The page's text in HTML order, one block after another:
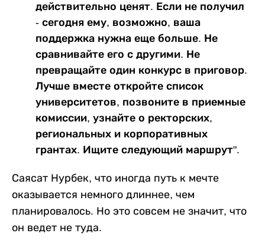
действительно ценят. Если не получил
- сегодня ему, возможно, ваша
поддержка нужна еще больше. Не
сравнивайте его с другими. Не
превращайте один конкурс в приговор.
Лучше вместе откройте список
университетов, позвоните в приемные
комиссии, узнайте о ректорских,
региональных и корпоративных
грантах. Ищите следующий маршрут".
Саясат Нурбек, что иногда путь к мечте
оказывается немного длиннее, чем
планировалось. Но это совсем не значит, что
он ведет не туда.